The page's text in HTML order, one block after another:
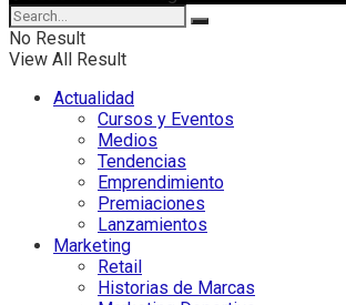
No Result
View All Result
Actualidad
Cursos y Eventos
Medios
Tendencias
Emprendimiento
Premiaciones
Lanzamientos
Marketing
Retail
Historias de Marcas